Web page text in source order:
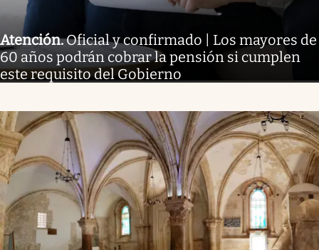
Atención.Oficial y confirmado | Los mayores de
60 años podrán cobrar la pensión si cumplen
este requisito del Gobierno